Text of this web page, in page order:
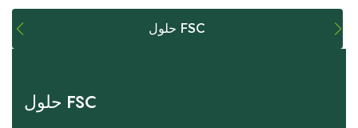
حلول FSC
حلول FSC